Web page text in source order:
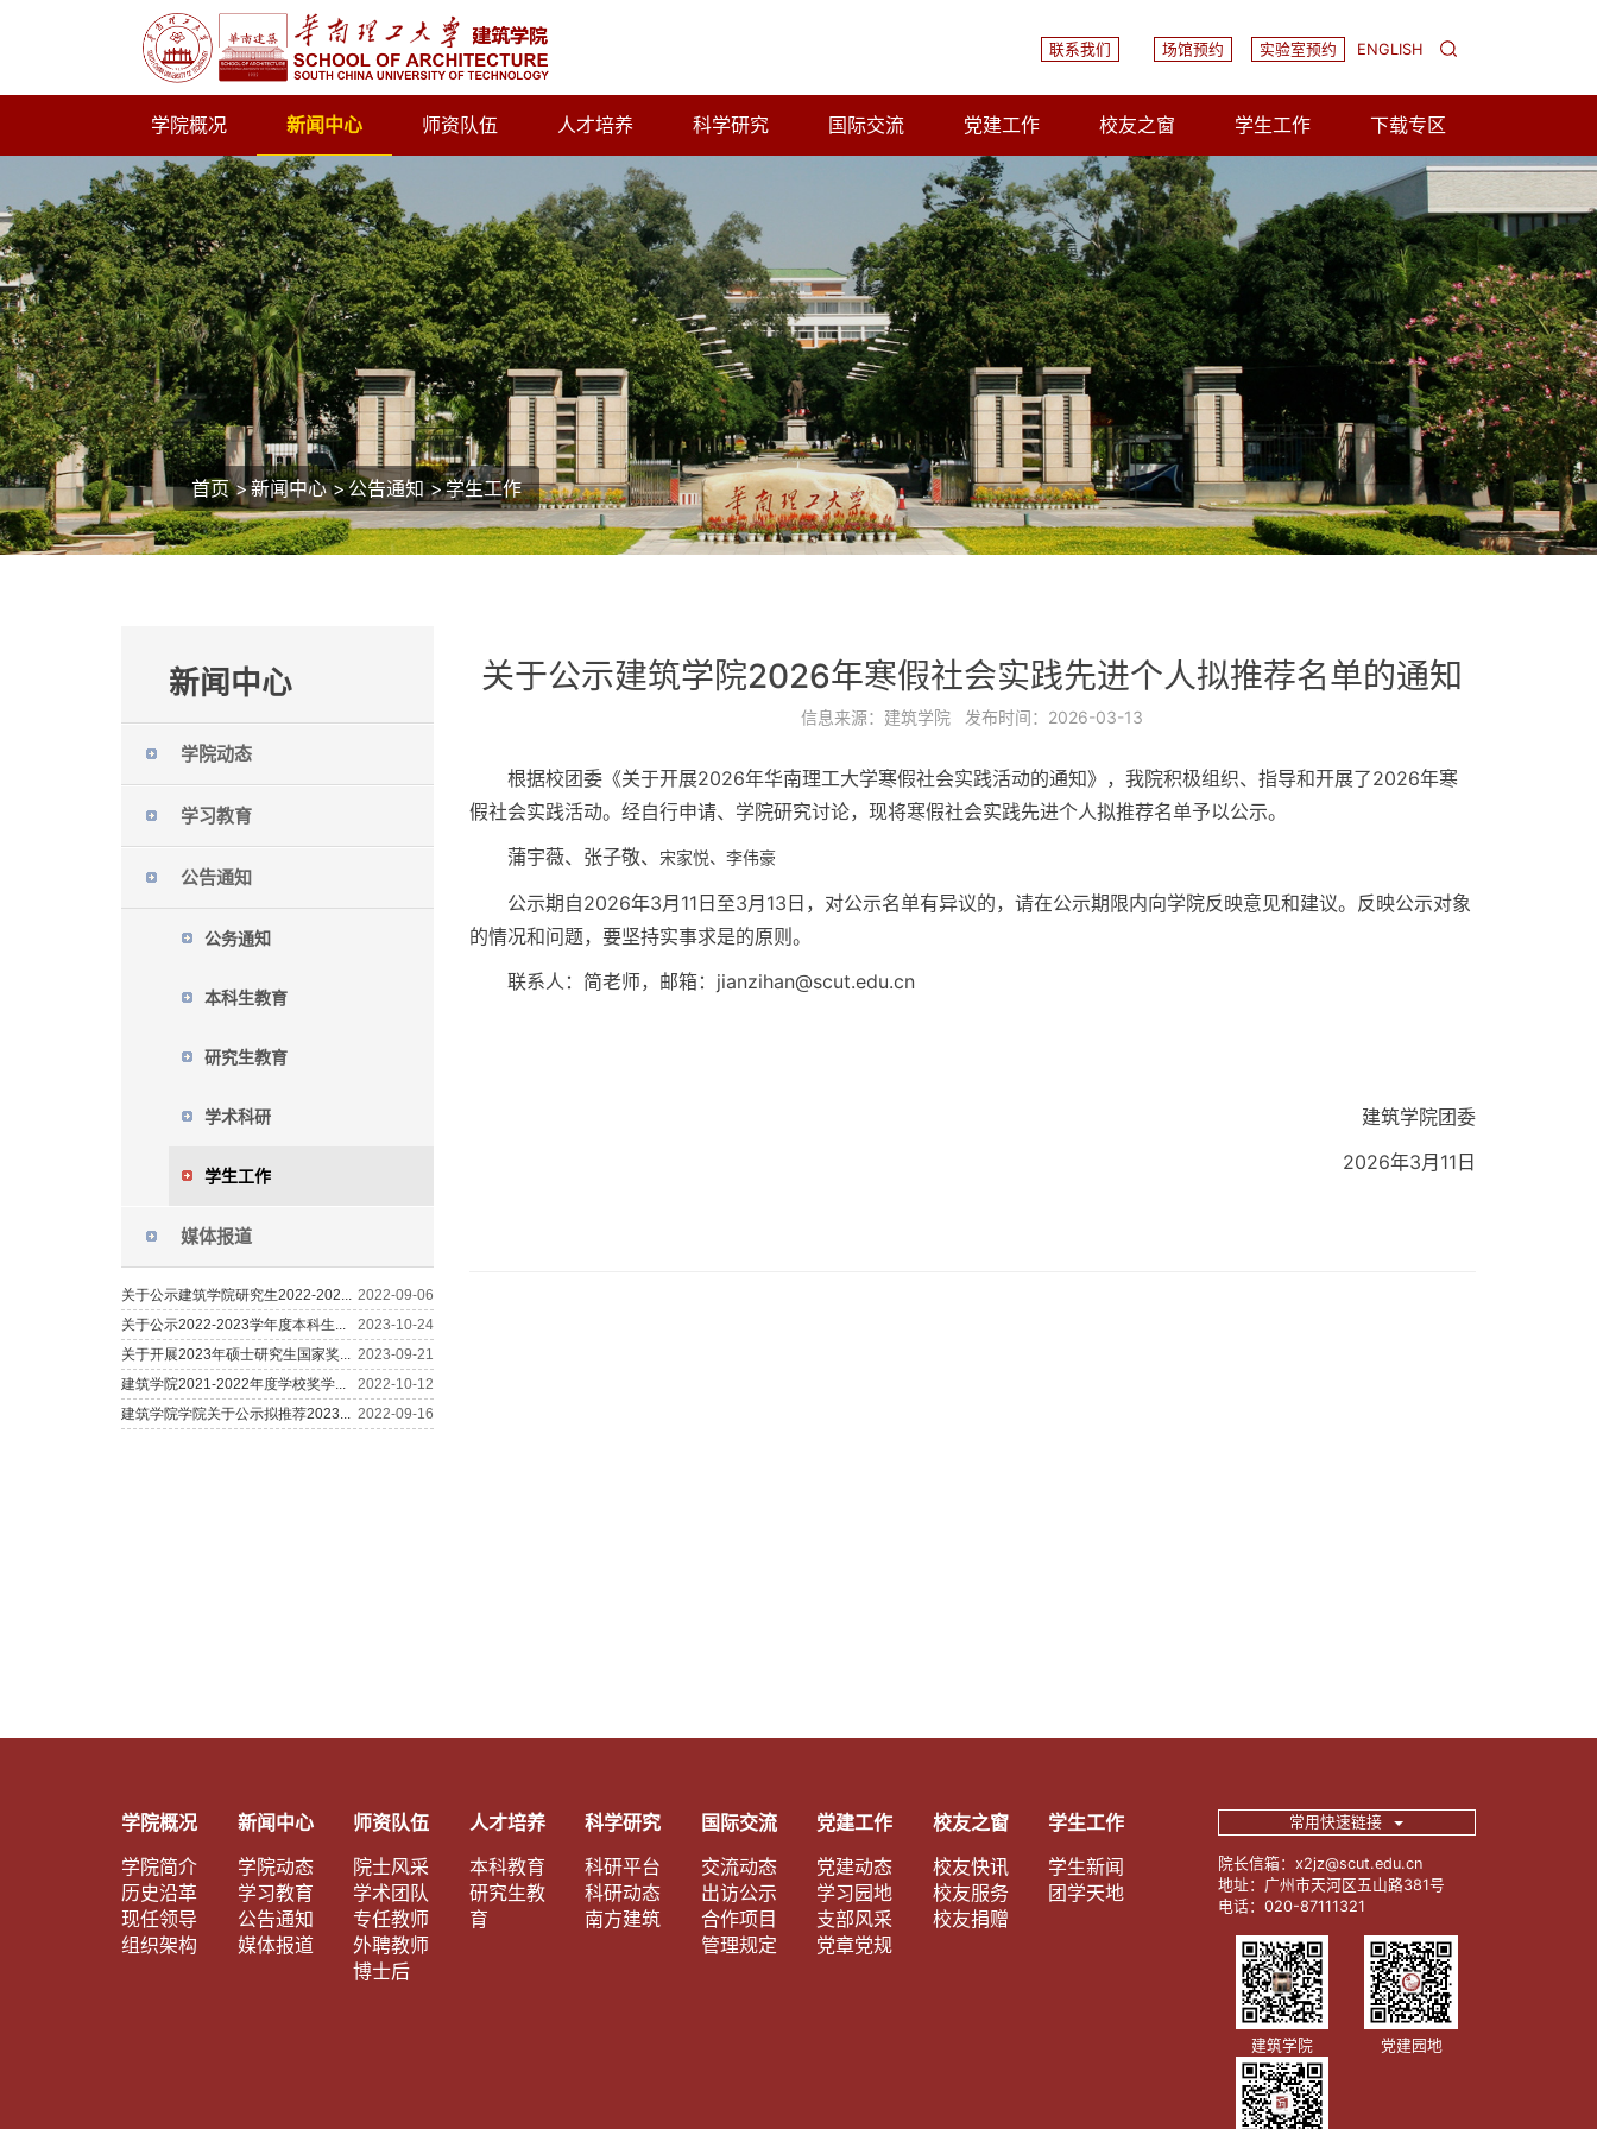
联系我们 场馆预约 实验室预约 ENGLISH
学院概况 新闻中心 师资队伍 人才培养 科学研究 国际交流 党建工作 校友之窗 学生工作 下载专区
首页>新闻中心>公告通知>学生工作
新闻中心
学院动态
学习教育
公告通知
公务通知
本科生教育
研究生教育
学术科研
学生工作
媒体报道
关于公示建筑学院2026年寒假社会实践先进个人拟推荐名单的通知
信息来源： 建筑学院 发布时间： 2026-03-13
根据校团委《关于开展2026年华南理工大学寒假社会实践活动的通知》，我院积极组织、指导和开展了2026年寒
假社会实践活动。经自行申请、学院研究讨论，现将寒假社会实践先进个人拟推荐名单予以公示。
蒲宇薇、张子敬、
宋家悦、李伟豪
公示期自2026年3月11日至3月13日，对公示名单有异议的，请在公示期限内向学院反映意见和建议。反映公示对象
的情况和问题，要坚持实事求是的原则。
联系人：简老师，邮箱：jianzihan@scut.edu.cn
建筑学院团委
2026年3月11日
学院概况
学院简介
历史沿革
现任领导
组织架构
新闻中心
学院动态
学习教育
公告通知
媒体报道
师资队伍
院士风采
学术团队
专任教师
外聘教师
博士后
人才培养
本科教育
研究生教
育
科学研究
科研平台
科研动态
南方建筑
国际交流
交流动态
出访公示
合作项目
管理规定
党建工作
党建动态
学习园地
支部风采
党章党规
校友之窗
校友快讯
校友服务
校友捐赠
学生工作
学生新闻
团学天地
常用快速链接
院长信箱：x2jz@scut.edu.cn
地址：广州市天河区五山路381号
电话：020-87111321
建筑学院 党建园地